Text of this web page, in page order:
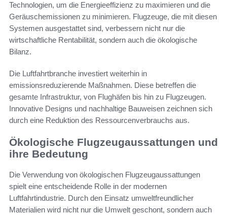
Technologien, um die Energieeffizienz zu maximieren und die
Geräuschemissionen zu minimieren. Flugzeuge, die mit diesen
Systemen ausgestattet sind, verbessern nicht nur die
wirtschaftliche Rentabilität, sondern auch die ökologische
Bilanz.
Die Luftfahrtbranche investiert weiterhin in
emissionsreduzierende Maßnahmen. Diese betreffen die
gesamte Infrastruktur, von Flughäfen bis hin zu Flugzeugen.
Innovative Designs und nachhaltige Bauweisen zeichnen sich
durch eine Reduktion des Ressourcenverbrauchs aus.
Ökologische Flugzeugaussattungen und
ihre Bedeutung
Die Verwendung von ökologischen Flugzeugaussattungen
spielt eine entscheidende Rolle in der modernen
Luftfahrtindustrie. Durch den Einsatz umweltfreundlicher
Materialien wird nicht nur die Umwelt geschont, sondern auch